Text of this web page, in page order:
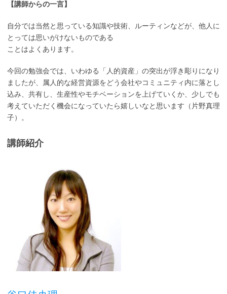
【講師からの一言】
自分では当然と思っている知識や技術、ルーティンなどが、他人に
とっては思いがけないものである
ことはよくあります。
今回の勉強会では、いわゆる「人的資産」の突出が浮き彫りになり
ましたが、属人的な経営資源をどう会社やコミュニティ内に落とし
込み、共有し、生産性やモチベーションを上げていくか、少しでも
考えていただく機会になっていたら嬉しいなと思います（片野真理
子）。
講師紹介